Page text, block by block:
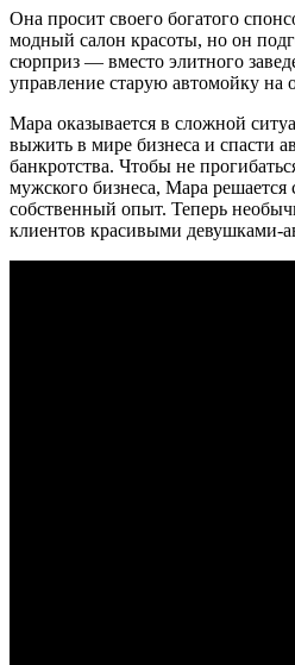
Она просит своего богатого
модный салон красоты, но он
сюрприз — вместо элитного
управление старую автомойку на
Мара оказывается в сложной
выжить в мире бизнеса и спасти
банкротства. Чтобы не
мужского бизнеса, Мара решается
собственный опыт. Теперь
клиентов красивыми девушками-